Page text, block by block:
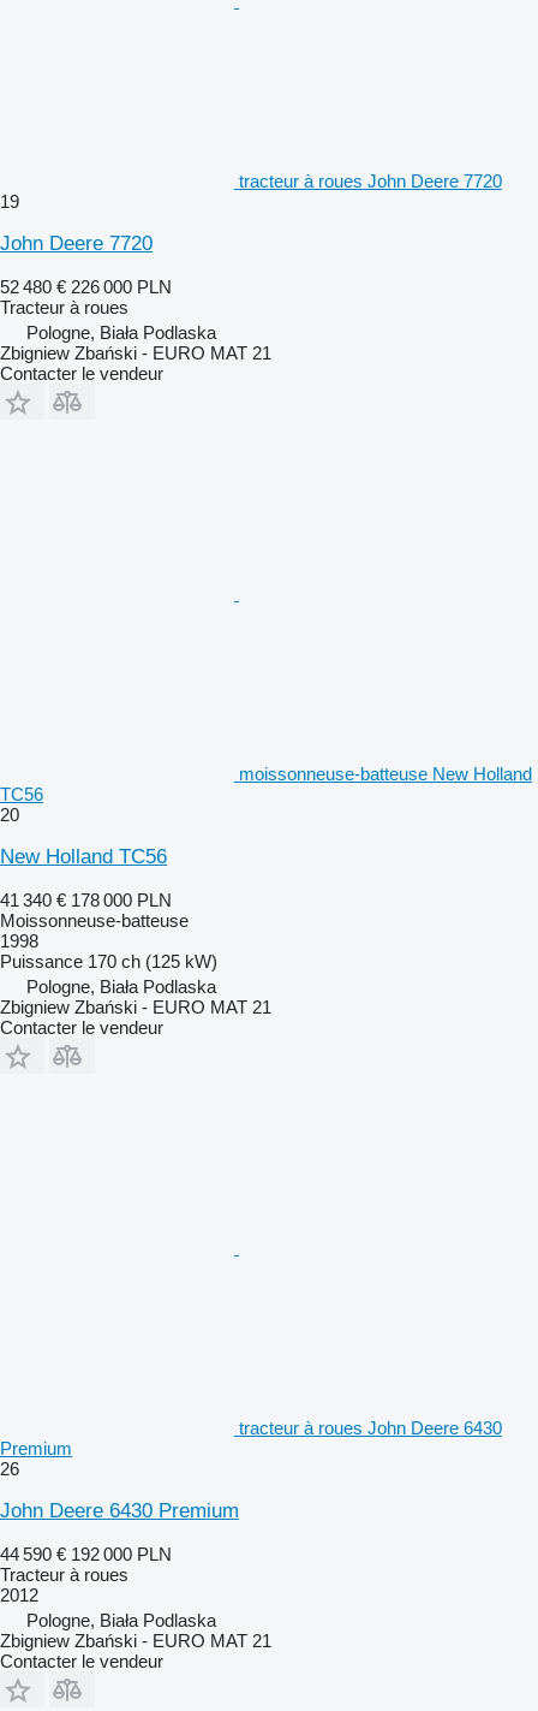
tracteur à roues John Deere 7720
19
John Deere 7720
52 480 € 226 000 PLN
Tracteur à roues
Pologne, Biała Podlaska
Zbigniew Zbański - EURO MAT 21
Contacter le vendeur
moissonneuse-batteuse New Holland
TC56
20
New Holland TC56
41 340 € 178 000 PLN
Moissonneuse-batteuse
1998
Puissance 170 ch (125 kW)
Pologne, Biała Podlaska
Zbigniew Zbański - EURO MAT 21
Contacter le vendeur
tracteur à roues John Deere 6430
Premium
26
John Deere 6430 Premium
44 590 € 192 000 PLN
Tracteur à roues
2012
Pologne, Biała Podlaska
Zbigniew Zbański - EURO MAT 21
Contacter le vendeur